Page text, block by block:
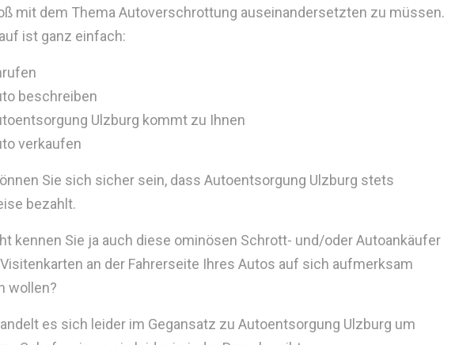
mit dem Thema Autoverschrottung auseinandersetzten zu müssen.
ist ganz einfach:
beschreiben
Ulzburg kommt zu Ihnen
verkaufen
Sie sich sicher sein, dass Autoentsorgung Ulzburg stets
bezahlt.
kennen Sie ja auch diese ominösen Schrott- und/oder Autoankäufer
an der Fahrerseite Ihres Autos auf sich aufmerksam
wollen?
es sich leider im Gegansatz zu Autoentsorgung Ulzburg um